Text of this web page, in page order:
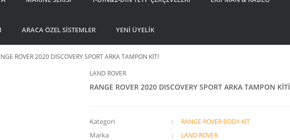
ARACA ÖZEL SİSTEMLER YENİ ÜYELİK
ROVER 2020 DISCOVERY SPORT ARKA TAMPON KİTİ
LAND ROVER
RANGE ROVER 2020 DISCOVERY SPORT ARKA TAMPON KİTİ
Kategori RANGE ROVER BODY KİT
Marka LAND ROVER